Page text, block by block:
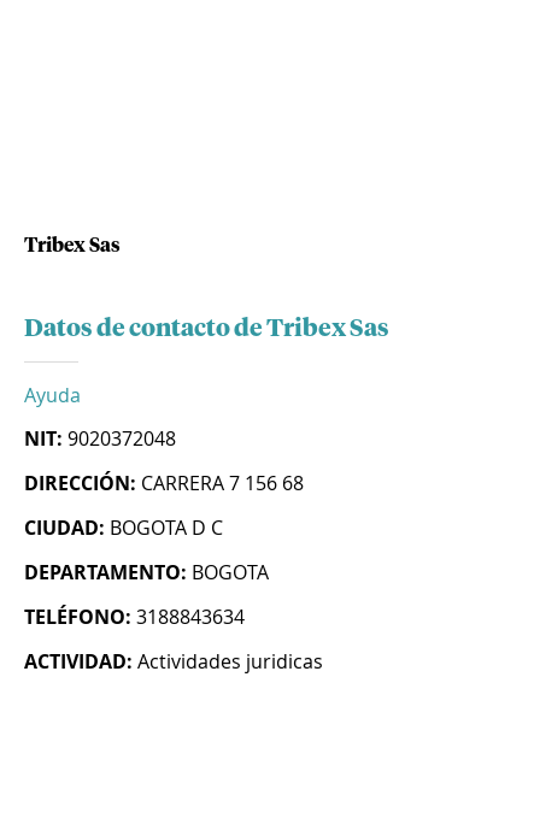
Tribex Sas
Datos de contacto de Tribex Sas
Ayuda
NIT: 9020372048
DIRECCIÓN: CARRERA 7 156 68
CIUDAD: BOGOTA D C
DEPARTAMENTO: BOGOTA
TELÉFONO: 3188843634
ACTIVIDAD: Actividades juridicas